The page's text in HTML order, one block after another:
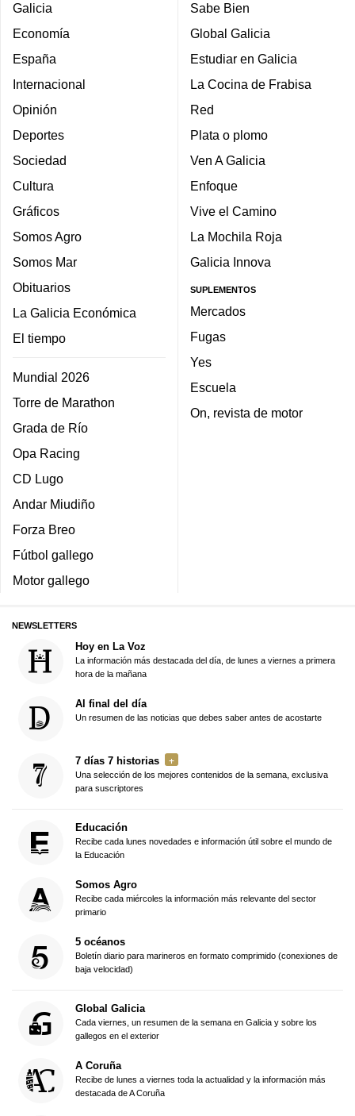
Galicia
Economía
España
Internacional
Opinión
Deportes
Sociedad
Cultura
Gráficos
Somos Agro
Somos Mar
Obituarios
La Galicia Económica
El tiempo
Mundial 2026
Torre de Marathon
Grada de Río
Opa Racing
CD Lugo
Andar Miudiño
Forza Breo
Fútbol gallego
Motor gallego
Sabe Bien
Global Galicia
Estudiar en Galicia
La Cocina de Frabisa
Red
Plata o plomo
Ven A Galicia
Enfoque
Vive el Camino
La Mochila Roja
Galicia Innova
SUPLEMENTOS
Mercados
Fugas
Yes
Escuela
On, revista de motor
NEWSLETTERS
Hoy en La Voz
La información más destacada del día, de lunes a viernes a primera
hora de la mañana
Al final del día
Un resumen de las noticias que debes saber antes de acostarte
7 días 7 historias
Una selección de los mejores contenidos de la semana, exclusiva
para suscriptores
Educación
Recibe cada lunes novedades e información útil sobre el mundo de
la Educación
Somos Agro
Recibe cada miércoles la información más relevante del sector
primario
5 océanos
Boletín diario para marineros en formato comprimido (conexiones de
baja velocidad)
Global Galicia
Cada viernes, un resumen de la semana en Galicia y sobre los
gallegos en el exterior
A Coruña
Recibe de lunes a viernes toda la actualidad y la información más
destacada de A Coruña